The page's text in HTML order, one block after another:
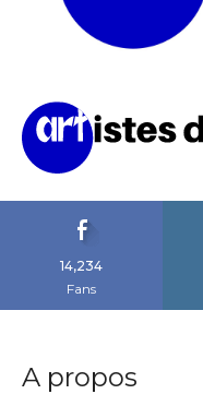
14,234
Fans
A propos